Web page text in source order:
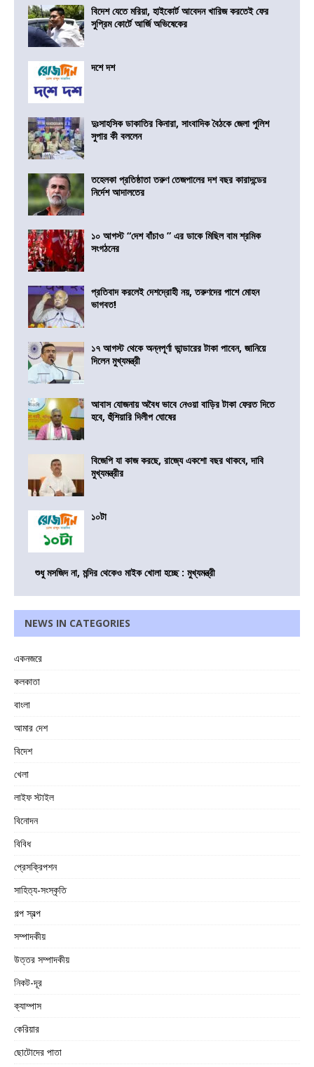
বিদেশ যেতে মরিয়া, হাইকোর্ট আবেদন খারিজ করতেই ফের
সুপ্রিম কোর্টে আর্জি অভিষেকের
দশে দশ
দুঃসাহসিক ডাকাতির কিনারা, সাংবাদিক বৈঠকে জেলা পুলিশ
সুপার কী বললেন
তহেলকা প্রতিষ্ঠাতা তরুণ তেজপালের দশ বছর কারাদন্ডের
নির্দেশ আদালতের
১০ আগস্ট “দেশ বাঁচাও ” এর ডাকে মিছিল বাম শ্রমিক
সংগঠনের
প্রতিবাদ করলেই দেশদ্রোহী নয়, তরুণদের পাশে মোহন
ভাগবত!
১৭ আগস্ট থেকে অন্নপূর্ণা ভান্ডারের টাকা পাবেন, জানিয়ে
দিলেন মুখ্যমন্ত্রী
আবাস যোজনায় অবৈধ ভাবে নেওয়া বাড়ির টাকা ফেরত দিতে
হবে, হুঁশিয়ারি দিলীপ ঘোষের
বিজেপি যা কাজ করছে, রাজ্যে একশো বছর থাকবে, দাবি
মুখ্যমন্ত্রীর
১০টা
শুধু মসজিদ না, মন্দির থেকেও মাইক খোলা হচ্ছে : মুখ্যমন্ত্রী
NEWS IN CATEGORIES
একনজরে
কলকাতা
বাংলা
আমার দেশ
বিদেশ
খেলা
লাইফ স্টাইল
বিনোদন
বিবিধ
প্রেসক্রিপশন
সাহিত্য-সংস্কৃতি
গল্প স্বল্প
সম্পাদকীয়
উত্তর সম্পাদকীয়
নিকট-দূর
ক্যাম্পাস
কেরিয়ার
ছোটোদের পাতা